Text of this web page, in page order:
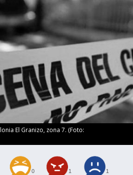
El Granizo, zona 7. (Foto:
0 1 1